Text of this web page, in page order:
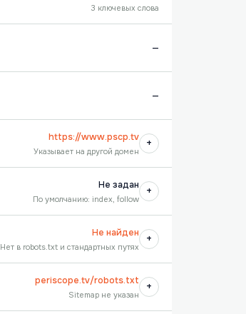
3 ключевых слова
—
—
https://www.pscp.tv
Указывает на другой домен
+
Не задан
По умолчанию: index, follow
+
Не найден
Нет в robots.txt и стандартных путях
+
periscope.tv/robots.txt
Sitemap не указан
+